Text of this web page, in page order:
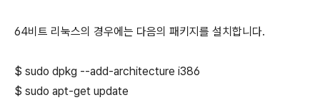
64비트 리눅스의 경우에는 다음의 패키지를 설치합니다.
$ sudo dpkg --add-architecture i386
$ sudo apt-get update